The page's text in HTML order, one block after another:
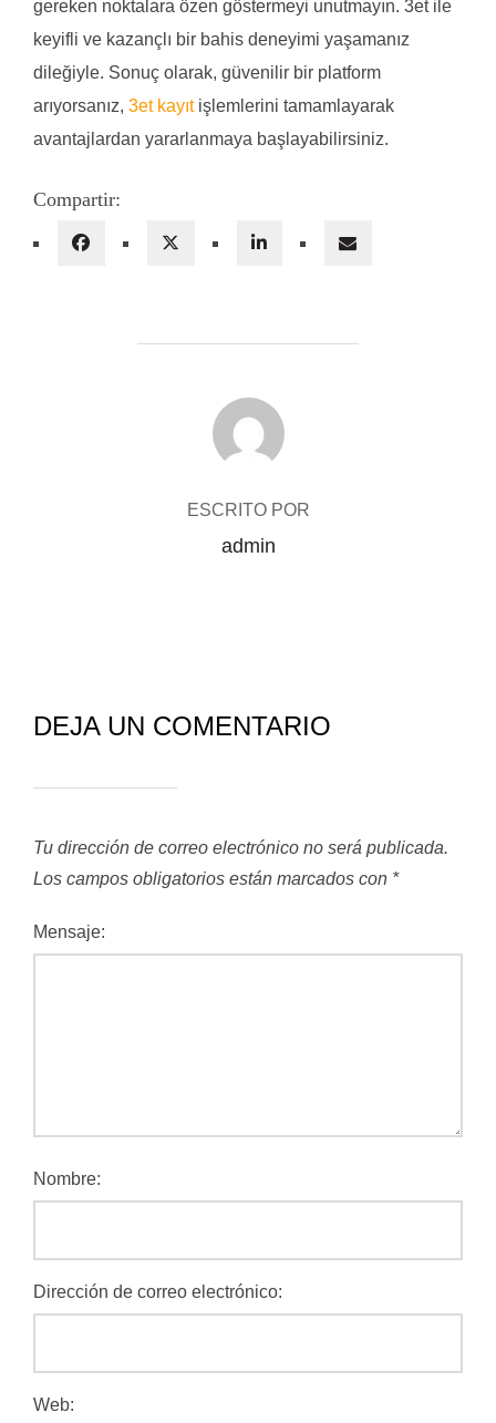
gereken noktalara özen göstermeyi unutmayın. 3et ile
keyifli ve kazançlı bir bahis deneyimi yaşamanız
dileğiyle. Sonuç olarak, güvenilir bir platform
arıyorsanız, 3et kayıtişlemlerini tamamlayarak
avantajlardan yararlanmaya başlayabilirsiniz.
Compartir:
AUTOR DE LA ENTRADA
ESCRITO POR
admin
DEJA UN COMENTARIO
Tu dirección de correo electrónico no será publicada.
Los campos obligatorios están marcados con *
Mensaje:
Nombre:
Dirección de correo electrónico:
Web: